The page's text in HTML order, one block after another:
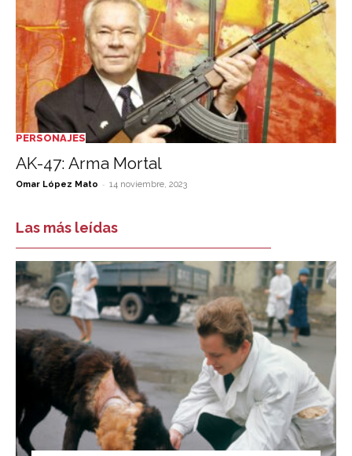
Hoy
PERSONAJES
AK-47: Arma Mortal
Omar López Mato - 14 noviembre, 2023
Las más leídas